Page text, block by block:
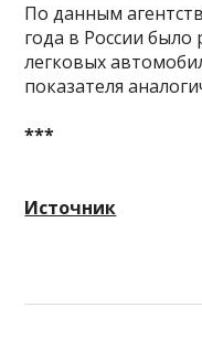
По данным
года в России было
легковых
показателя
***
Источник